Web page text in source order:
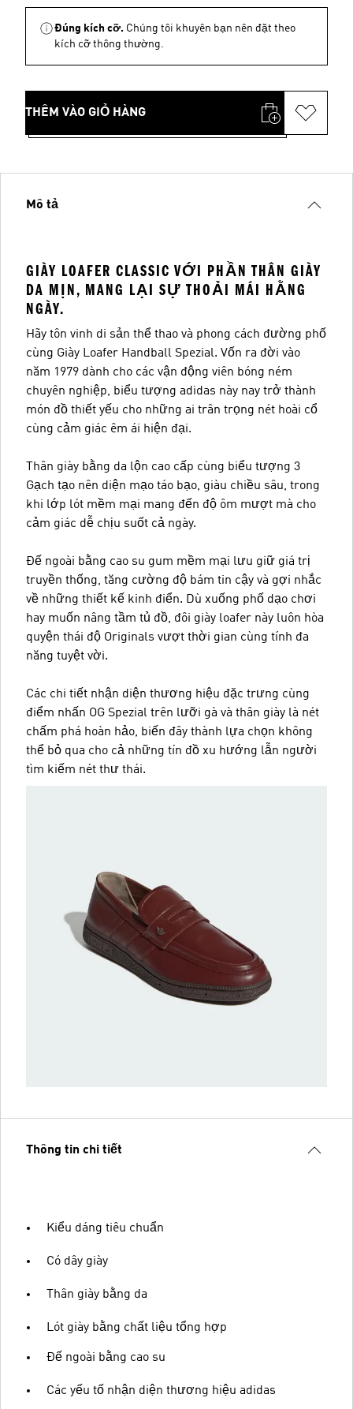
Đúng kích cỡ. Chúng tôi khuyên bạn nên đặt theo
kích cỡ thông thường.
THÊM VÀO GIỎ HÀNG
Mô tả
GIÀY LOAFER CLASSIC VỚI PHẦN THÂN GIÀY
DA MỊN, MANG LẠI SỰ THOẢI MÁI HẰNG
NGÀY.
Hãy tôn vinh di sản thể thao và phong cách đường phố
cùng Giày Loafer Handball Spezial. Vốn ra đời vào
năm 1979 dành cho các vận động viên bóng ném
chuyên nghiệp, biểu tượng adidas này nay trở thành
món đồ thiết yếu cho những ai trân trọng nét hoài cổ
cùng cảm giác êm ái hiện đại.
Thân giày bằng da lộn cao cấp cùng biểu tượng 3
Gạch tạo nên diện mạo táo bạo, giàu chiều sâu, trong
khi lớp lót mềm mại mang đến độ ôm mượt mà cho
cảm giác dễ chịu suốt cả ngày.
Đế ngoài bằng cao su gum mềm mại lưu giữ giá trị
truyền thống, tăng cường độ bám tin cậy và gợi nhắc
về những thiết kế kinh điển. Dù xuống phố dạo chơi
hay muốn nâng tầm tủ đồ, đôi giày loafer này luôn hòa
quyện thái độ Originals vượt thời gian cùng tính đa
năng tuyệt vời.
Các chi tiết nhận diện thương hiệu đặc trưng cùng
điểm nhấn OG Spezial trên lưỡi gà và thân giày là nét
chấm phá hoàn hảo, biến đây thành lựa chọn không
thể bỏ qua cho cả những tín đồ xu hướng lẫn người
tìm kiếm nét thư thái.
Thông tin chi tiết
Kiểu dáng tiêu chuẩn
Có dây giày
Thân giày bằng da
Lót giày bằng chất liệu tổng hợp
Đế ngoài bằng cao su
Các yếu tố nhận diện thương hiệu adidas